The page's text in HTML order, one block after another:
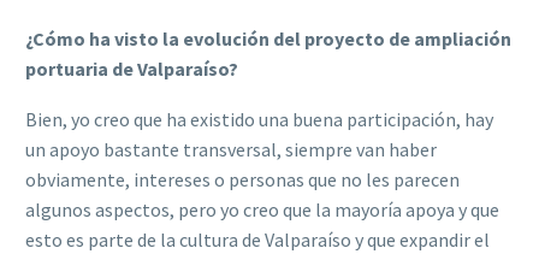
¿Cómo ha visto la evolución del proyecto de ampliación
portuaria de Valparaíso?
Bien, yo creo que ha existido una buena participación, hay
un apoyo bastante transversal, siempre van haber
obviamente, intereses o personas que no les parecen
algunos aspectos, pero yo creo que la mayoría apoya y que
esto es parte de la cultura de Valparaíso y que expandir el